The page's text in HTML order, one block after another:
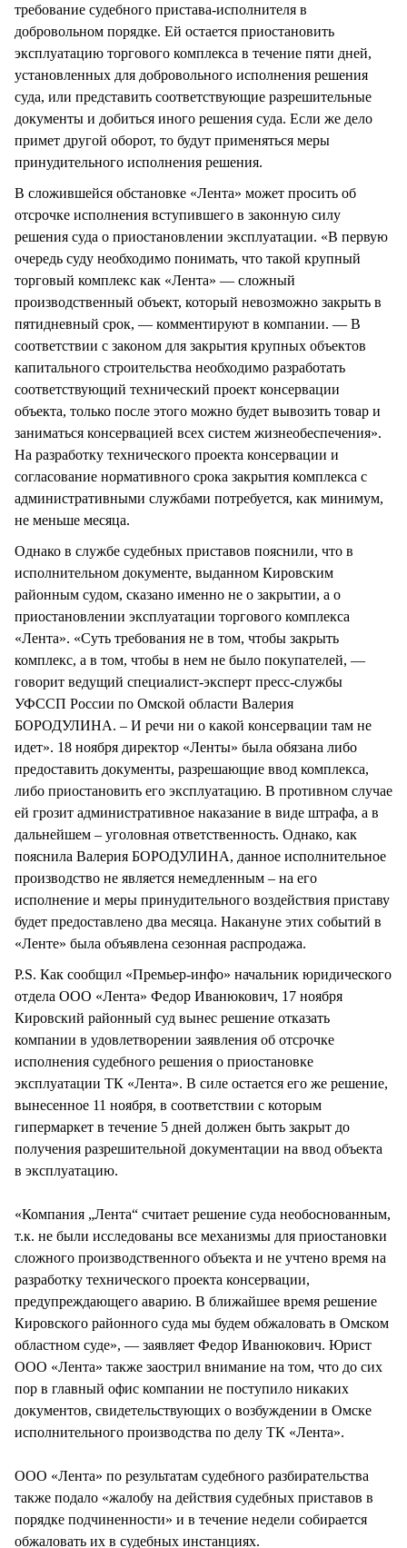
требование судебного пристава-исполнителя в
добровольном порядке. Ей остается приостановить
эксплуатацию торгового комплекса в течение пяти дней,
установленных для добровольного исполнения решения
суда, или представить соответствующие разрешительные
документы и добиться иного решения суда. Если же дело
примет другой оборот, то будут применяться меры
принудительного исполнения решения.
В сложившейся обстановке «Лента» может просить об
отсрочке исполнения вступившего в законную силу
решения суда о приостановлении эксплуатации. «В первую
очередь суду необходимо понимать, что такой крупный
торговый комплекс как «Лента» — сложный
производственный объект, который невозможно закрыть в
пятидневный срок, — комментируют в компании. — В
соответствии с законом для закрытия крупных объектов
капитального строительства необходимо разработать
соответствующий технический проект консервации
объекта, только после этого можно будет вывозить товар и
заниматься консервацией всех систем жизнеобеспечения».
На разработку технического проекта консервации и
согласование нормативного срока закрытия комплекса с
административными службами потребуется, как минимум,
не меньше месяца.
Однако в службе судебных приставов пояснили, что в
исполнительном документе, выданном Кировским
районным судом, сказано именно не о закрытии, а о
приостановлении эксплуатации торгового комплекса
«Лента». «Суть требования не в том, чтобы закрыть
комплекс, а в том, чтобы в нем не было покупателей, —
говорит ведущий специалист-эксперт пресс-службы
УФССП России по Омской области Валерия
БОРОДУЛИНА. – И речи ни о какой консервации там не
идет». 18 ноября директор «Ленты» была обязана либо
предоставить документы, разрешающие ввод комплекса,
либо приостановить его эксплуатацию. В противном случае
ей грозит административное наказание в виде штрафа, а в
дальнейшем – уголовная ответственность. Однако, как
пояснила Валерия БОРОДУЛИНА, данное исполнительное
производство не является немедленным – на его
исполнение и меры принудительного воздействия приставу
будет предоставлено два месяца. Накануне этих событий в
«Ленте» была объявлена сезонная распродажа.
P.S. Как сообщил «Премьер-инфо» начальник юридического
отдела ООО «Лента» Федор Иванюкович, 17 ноября
Кировский районный суд вынес решение отказать
компании в удовлетворении заявления об отсрочке
исполнения судебного решения о приостановке
эксплуатации ТК «Лента». В силе остается его же решение,
вынесенное 11 ноября, в соответствии с которым
гипермаркет в течение 5 дней должен быть закрыт до
получения разрешительной документации на ввод объекта
в эксплуатацию.
«Компания „Лента“ считает решение суда необоснованным,
т.к. не были исследованы все механизмы для приостановки
сложного производственного объекта и не учтено время на
разработку технического проекта консервации,
предупреждающего аварию. В ближайшее время решение
Кировского районного суда мы будем обжаловать в Омском
областном суде», — заявляет Федор Иванюкович. Юрист
ООО «Лента» также заострил внимание на том, что до сих
пор в главный офис компании не поступило никаких
документов, свидетельствующих о возбуждении в Омске
исполнительного производства по делу ТК «Лента».
ООО «Лента» по результатам судебного разбирательства
также подало «жалобу на действия судебных приставов в
порядке подчиненности» и в течение недели собирается
обжаловать их в судебных инстанциях.